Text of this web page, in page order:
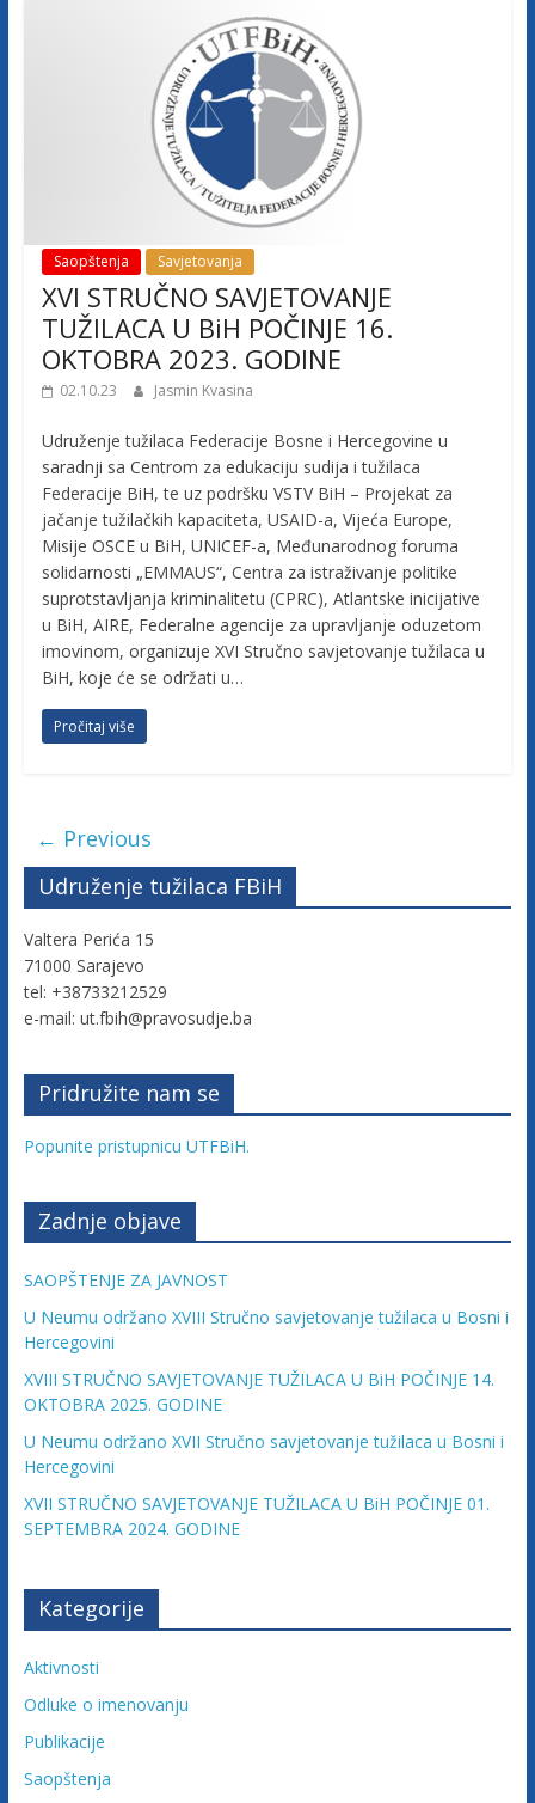
Saopštenja Savjetovanja
XVI STRUČNO SAVJETOVANJE
TUŽILACA U BiH POČINJE 16.
OKTOBRA 2023. GODINE
02.10.23 Jasmin Kvasina
Udruženje tužilaca Federacije Bosne i Hercegovine u
saradnji sa Centrom za edukaciju sudija i tužilaca
Federacije BiH, te uz podršku VSTV BiH – Projekat za
jačanje tužilačkih kapaciteta, USAID-a, Vijeća Europe,
Misije OSCE u BiH, UNICEF-a, Međunarodnog foruma
solidarnosti „EMMAUS“, Centra za istraživanje politike
suprotstavljanja kriminalitetu (CPRC), Atlantske inicijative
u BiH, AIRE, Federalne agencije za upravljanje oduzetom
imovinom, organizuje XVI Stručno savjetovanje tužilaca u
BiH, koje će se održati u…
Pročitaj više
← Previous
Udruženje tužilaca FBiH
Valtera Perića 15
71000 Sarajevo
tel: +38733212529
e-mail: ut.fbih@pravosudje.ba
Pridružite nam se
Popunite pristupnicu UTFBiH.
Zadnje objave
SAOPŠTENJE ZA JAVNOST
U Neumu održano XVIII Stručno savjetovanje tužilaca u Bosni i
Hercegovini
XVIII STRUČNO SAVJETOVANJE TUŽILACA U BiH POČINJE 14.
OKTOBRA 2025. GODINE
U Neumu održano XVII Stručno savjetovanje tužilaca u Bosni i
Hercegovini
XVII STRUČNO SAVJETOVANJE TUŽILACA U BiH POČINJE 01.
SEPTEMBRA 2024. GODINE
Kategorije
Aktivnosti
Odluke o imenovanju
Publikacije
Saopštenja